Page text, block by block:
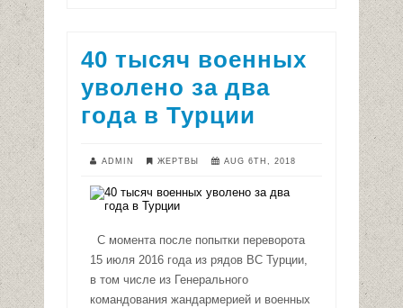
40 тысяч военных
уволено за два
года в Турции
ADMIN ЖЕРТВЫ AUG 6TH, 2018
С момента после попытки переворота
15 июля 2016 года из рядов ВС Турции,
в том числе из Генерального
командования жандармерией и военных